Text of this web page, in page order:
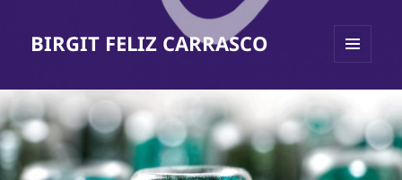
BIRGIT FELIZ CARRASCO